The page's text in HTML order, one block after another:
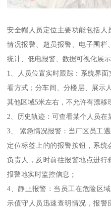
安全帽人员定位主要功能包括人
情况报警、超员报警、电子围栏
统计、低电报警、数据可视化展
1、人员位置实时跟踪：系统界
看方式；分车间、分楼层、展示
其他区域5米左右，不允许有漂移
2、历史轨迹：可查看某个人员在
3、 紧急情况报警：当厂区员工
定位标签上的的报警按钮，系
负责人，及时前往报警地点进
报警地实时监控信息；
4、静止报警：当员工在危险区
示值守人员迅速查明情况，报